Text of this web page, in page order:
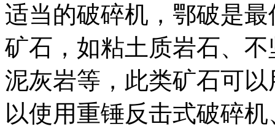
适当的破碎机，鄂破是
矿石，如粘土质岩石、
泥灰岩等，此类矿石可
以使用重锤反击式破碎